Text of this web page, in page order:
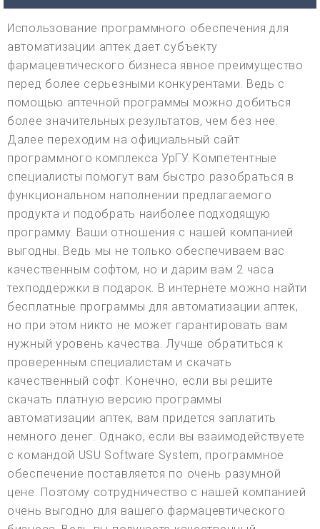
Использование программного обеспечения для
автоматизации аптек дает субъекту
фармацевтического бизнеса явное преимущество
перед более серьезными конкурентами. Ведь с
помощью аптечной программы можно добиться
более значительных результатов, чем без нее.
Далее переходим на официальный сайт
программного комплекса УрГУ. Компетентные
специалисты помогут вам быстро разобраться в
функциональном наполнении предлагаемого
продукта и подобрать наиболее подходящую
программу. Ваши отношения с нашей компанией
выгодны. Ведь мы не только обеспечиваем вас
качественным софтом, но и дарим вам 2 часа
техподдержки в подарок. В интернете можно найти
бесплатные программы для автоматизации аптек,
но при этом никто не может гарантировать вам
нужный уровень качества. Лучше обратиться к
проверенным специалистам и скачать
качественный софт. Конечно, если вы решите
скачать платную версию программы
автоматизации аптек, вам придется заплатить
немного денег. Однако, если вы взаимодействуете
с командой USU Software System, программное
обеспечение поставляется по очень разумной
цене. Поэтому сотрудничество с нашей компанией
очень выгодно для вашего фармацевтического